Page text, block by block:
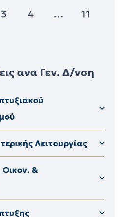
3 4 … 11
ανα Γεν. Δ/νση
Λειτουργίας
&